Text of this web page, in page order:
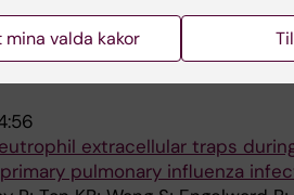
AN; Phoon MC; Van Rooijen N;
extracellular traps
pulmonary influenza
mina valda kakor